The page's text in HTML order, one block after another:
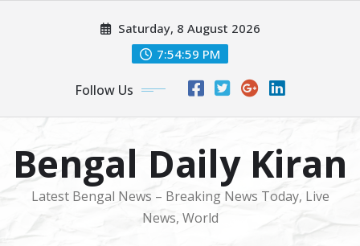
Saturday, 8 August 2026
7:55:01 PM
Follow Us
Bengal Daily Kiran
Latest Bengal News – Breaking News Today, Live
News, World